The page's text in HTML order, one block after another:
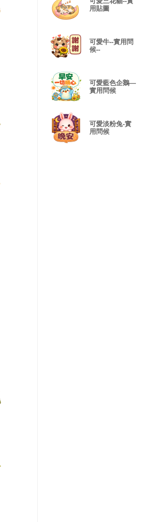
用貼圖
可愛牛--實用問
候--
可愛藍色企鵝—
實用問候
可愛淡粉兔-實
用問候